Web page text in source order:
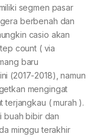
segmen pasar
berbenah dan
casio akan
count ( via
baru
(2017-2018), namun
mengingat
terjangkau ( murah ).
buah bibir dan
minggu terakhir